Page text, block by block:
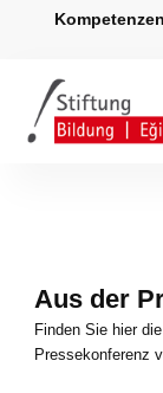
Aus der
Finden Sie hier
Pressekonferenz